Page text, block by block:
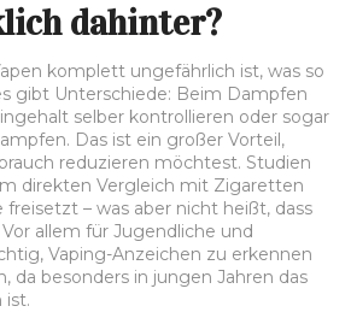
dahinter?
komplett ungefährlich ist, was so
gibt Unterschiede: Beim Dampfen
selber kontrollieren oder sogar
Das ist ein großer Vorteil,
reduzieren möchtest. Studien
direkten Vergleich mit Zigaretten
– was aber nicht heißt, dass
allem für Jugendliche und
Vaping-Anzeichen zu erkennen
da besonders in jungen Jahren das
ist.